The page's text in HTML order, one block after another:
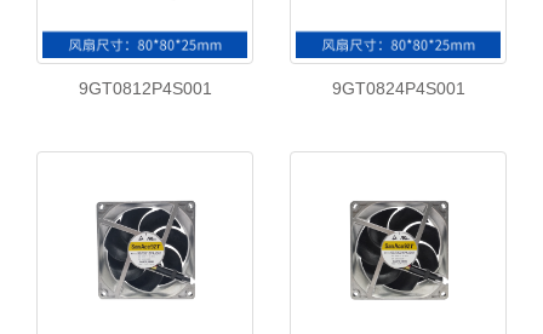
9GT0812P4S001 9GT0824P4S001